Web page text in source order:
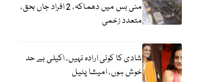
منی بس میں دھماکہ، 2 افراد جاں بحق،
متعدد زخمی
شادی کا کوئی ارادہ نہیں، اکیلی بے حد
خوش ہوں، امیشا پٹیل